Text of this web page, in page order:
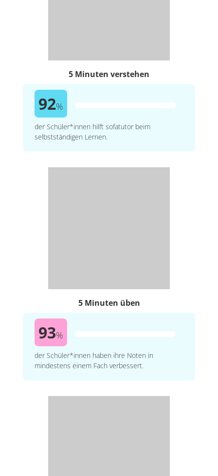
5 Minuten verstehen
92%
der Schüler*innen hilft sofatutor beim
selbstständigen Lernen.
5 Minuten üben
93%
der Schüler*innen haben ihre Noten in
mindestens einem Fach verbessert.